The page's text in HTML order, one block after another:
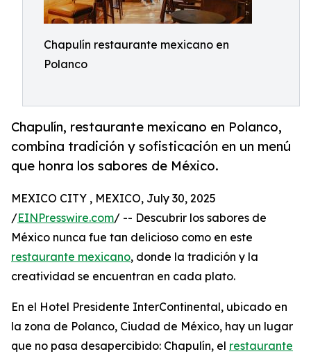
Chapulín restaurante mexicano en
Polanco
Chapulín, restaurante mexicano en Polanco,
combina tradición y sofisticación en un menú
que honra los sabores de México.
MEXICO CITY , MEXICO, July 30, 2025
/EINPresswire.com/ -- Descubrir los sabores de
México nunca fue tan delicioso como en este
restaurante mexicano, donde la tradición y la
creatividad se encuentran en cada plato.
En el Hotel Presidente InterContinental, ubicado en
la zona de Polanco, Ciudad de México, hay un lugar
que no pasa desapercibido: Chapulín, el restaurante